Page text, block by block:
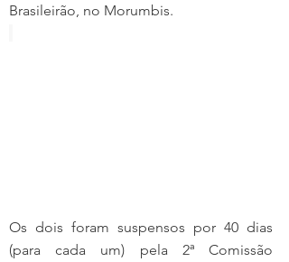
Brasileirão, no Morumbis.
Os dois foram suspensos por 40 dias
(para cada um) pela 2ª Comissão